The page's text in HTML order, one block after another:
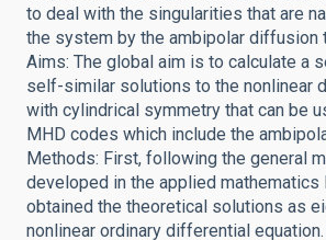
to deal with the singularities that are
the system by the ambipolar diffusion
Aims: The global aim is to calculate a
self-similar solutions to the nonlinear
with cylindrical symmetry that can be
MHD codes which include the
Methods: First, following the general
developed in the applied mathematics
obtained the theoretical solutions as
nonlinear ordinary differential